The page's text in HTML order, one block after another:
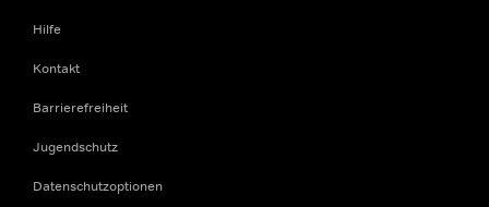
Hilfe
Kontakt
Barrierefreiheit
Jugendschutz
Datenschutzoptionen